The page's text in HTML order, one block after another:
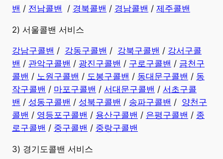
밴 / 전남콜밴 / 경북콜밴 / 경남콜밴 ​ / 제주콜밴
2) 서울콜밴 서비스
강남구콜밴 / 강동구콜밴 / 강북구콜밴 / 강서구콜
밴 / 관악구콜밴 / 광진구콜밴 / 구로구콜밴 / 금천구
콜밴 / 노원구콜밴 / 도봉구콜밴 / 동대문구콜밴 / 동
작구콜밴 / 마포구콜밴 / 서대문구콜밴 / 서초구콜
밴 / 성동구콜밴 / 성북구콜밴 / 송파구콜밴 / 양천구
콜밴 / 영등포구콜밴 / 용산구콜밴 / 은평구콜밴 / 종
로구콜밴 / 중구콜밴 / 중랑구콜밴
3) 경기도콜밴 서비스